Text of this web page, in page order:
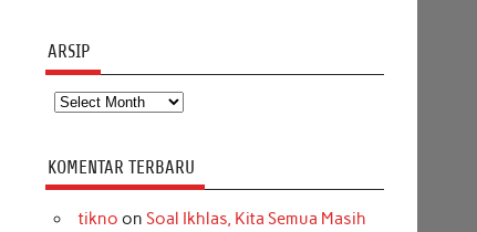
ARSIP
Arsip
KOMENTAR TERBARU
tikno on Soal Ikhlas, Kita Semua Masih